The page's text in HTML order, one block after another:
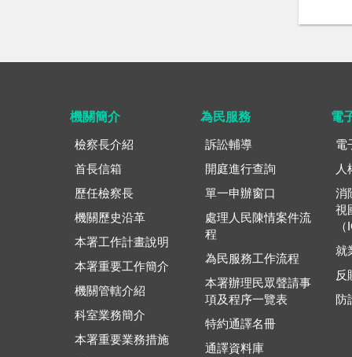
機關簡介
檢察長介紹
首長信箱
歷任檢察長
機關歷史沿革
本署工作計畫說明
本署重要工作簡介
機關管轄介紹
科室業務簡介
本署重要業務措施
為民服務
訴訟輔導
開庭進行查詢
單一申辦窗口
處理人民陳情案件流
程
為民服務工作流程
本署辦理民眾聲請事
項及程序一覽表
特約通譯名冊
通譯資料庫
電
電
人
消
視
就
反
防